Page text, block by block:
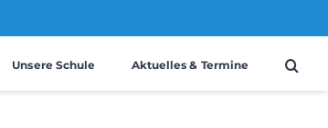
Unsere Schule Aktuelles & Termine